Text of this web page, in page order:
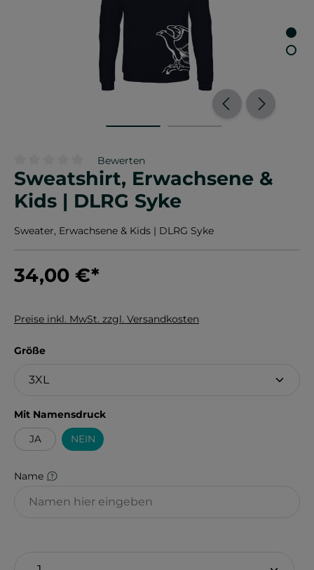
Durchschnittliche Bewertung von 0 von 5 Sternen
Bewerten
Sweatshirt, Erwachsene &
Kids | DLRG Syke
Sweater, Erwachsene & Kids | DLRG Syke
34,00 €*
Preise inkl. MwSt. zzgl. Versandkosten
Größeauswählen
Mit Namensdruckauswählen
JA
NEIN
Name